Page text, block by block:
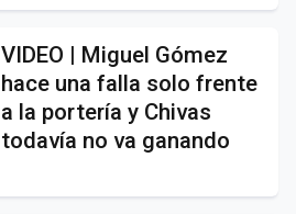
VIDEO | Miguel Gómez
hace una falla solo frente
a la portería y Chivas
todavía no va ganando